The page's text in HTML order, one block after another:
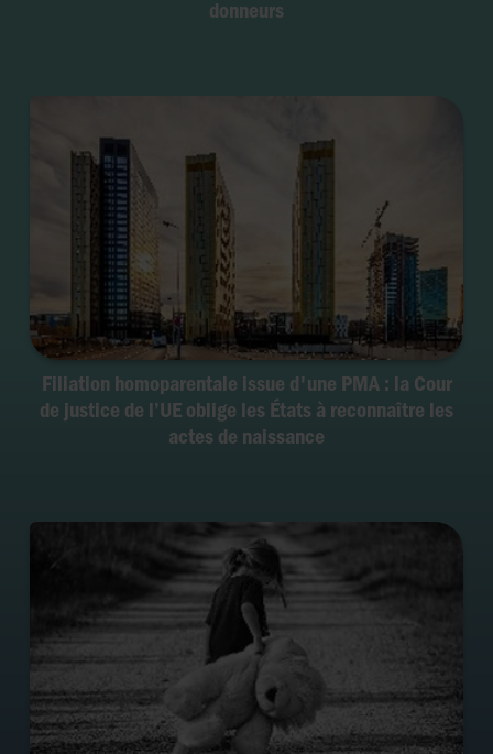
donneurs
Filiation homoparentale issue d'une PMA : la Cour
de justice de l’UE oblige les États à reconnaître les
actes de naissance